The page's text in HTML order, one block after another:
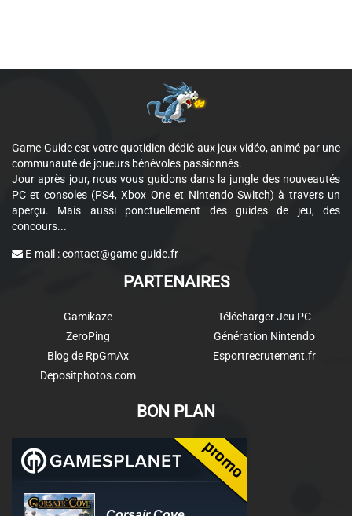
Game-Guide est votre quotidien dédié aux jeux vidéo, animé par une
communauté de joueurs bénévoles passionnés.
Jour après jour, nous vous guidons dans la jungle des nouveautés
PC et consoles (PS4, Xbox One et Nintendo Switch) à travers un
aperçu. Mais aussi ponctuellement des guides de jeu, des
concours...
E-mail :contact@game-guide.fr
PARTENAIRES
Gamikaze
ZeroPing
Blog de RpGmAx
Depositphotos.com
Télécharger Jeu PC
Génération Nintendo
Esportrecrutement.fr
BON PLAN